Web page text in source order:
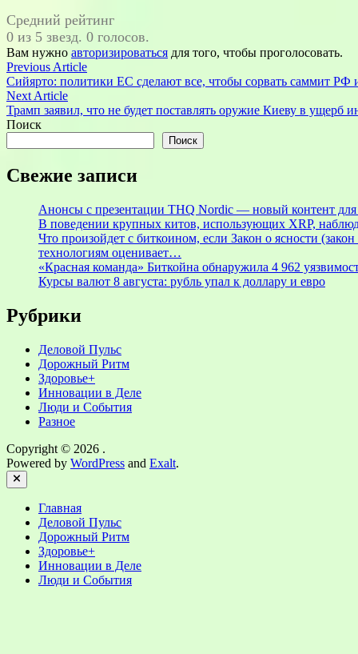
Средний рейтинг
0 из 5 звезд. 0 голосов.
Вам нужно авторизироваться для того, чтобы проголосовать.
Навигация
по
записям
Previous ArticlePrevious
article:
Сийярто: политики ЕС сделают все, чтобы сорвать саммит
Next ArticleNext
article:
Трамп заявил, что не будет поставлять оружие Киеву в ущерб
Поиск
Поиск
Свежие записи
Анонсы с презентации THQ Nordic — новый контент для
В поведении крупных китов, использующих XRP,
Что произойдет с биткоином, если Закон о ясности
технологиям оценивает…
«Красная команда» Биткойна обнаружила 4 962
Курсы валют 8 августа: рубль упал к доллару и евро
Рубрики
Деловой Пульс
Дорожный Ритм
Здоровье+
Инновации в Деле
Люди и События
Разное
Copyright © 2026 .
Powered by WordPress and Exalt.
Close
Главная
Деловой Пульс
Дорожный Ритм
Здоровье+
Инновации в Деле
Люди и События